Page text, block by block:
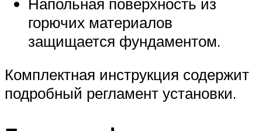
горючих материалов
защищается фундаментом.
Комплектная инструкция содержит
подробный регламент установки.